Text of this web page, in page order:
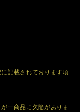
記載されております項
一商品に欠陥がありま